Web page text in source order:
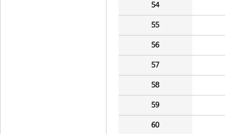
54
55
56
57
58
59
60